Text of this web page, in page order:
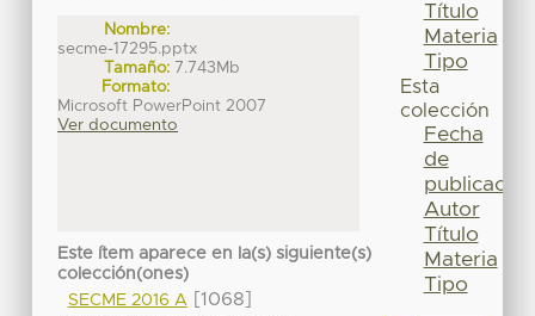
Nombre:
secme-17295.pptx
Tamaño: 7.743Mb
Formato:
Microsoft PowerPoint 2007
Ver documento
Este ítem aparece en la(s) siguiente(s)
colección(ones)
SECME 2016 A[1068]
Título
Materia
Tipo
Esta
colección
Fecha
de
publicación
Autor
Título
Materia
Tipo